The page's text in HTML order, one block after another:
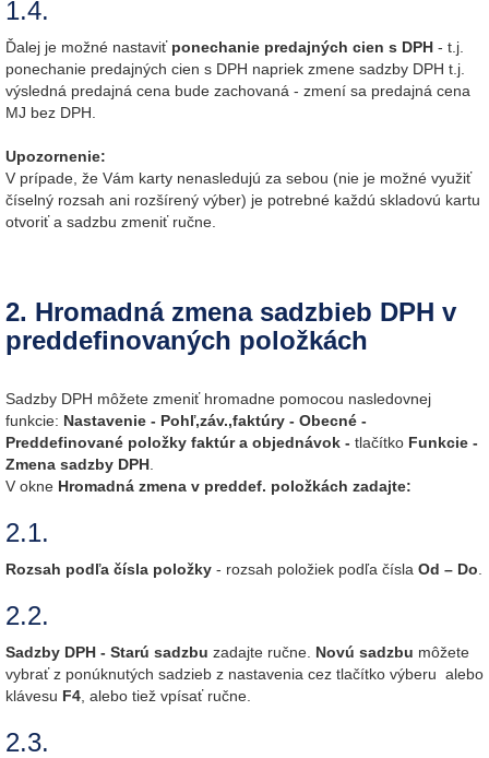
1.4.
Ďalej je možné nastaviť ponechanie predajných cien s DPH - t.j.
ponechanie predajných cien s DPH napriek zmene sadzby DPH t.j.
výsledná predajná cena bude zachovaná - zmení sa predajná cena
MJ bez DPH.
Upozornenie:
V prípade, že Vám karty nenasledujú za sebou (nie je možné využiť
číselný rozsah ani rozšírený výber) je potrebné každú skladovú kartu
otvoriť a sadzbu zmeniť ručne.
2. Hromadná zmena sadzbieb DPH v
preddefinovaných položkách
Sadzby DPH môžete zmeniť hromadne pomocou nasledovnej
funkcie: Nastavenie - Pohľ,záv.,faktúry - Obecné -
Preddefinované položky faktúr a objednávok - tlačítko Funkcie -
Zmena sadzby DPH
V okne Hromadná zmena v preddef. položkách zadajte:
2.1.
Rozsah podľa čísla položky - rozsah položiek podľa čísla Od – Do
2.2.
Sadzby DPH - Starú sadzbu zadajte ručne. Novú sadzbu môžete
vybrať z ponúknutých sadzieb z nastavenia cez tlačítko výberu alebo
klávesu F4 , alebo tiež vpísať ručne.
2.3.